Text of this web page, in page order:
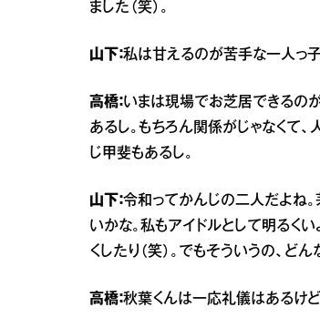
ました（笑）。
山下：私は甘えるのが苦手な一人っ
高橋：いまは現場でお芝居できるの
あるし。もちろん関係がじゃなくて
じ甲斐もあるし。
山下：令和ってかんじの二人だよね
いかな。私もアイドルとして明るく
くしたり（笑）。でもそういうの、ど
高橋：秋葉くんは一応礼儀はあるけど